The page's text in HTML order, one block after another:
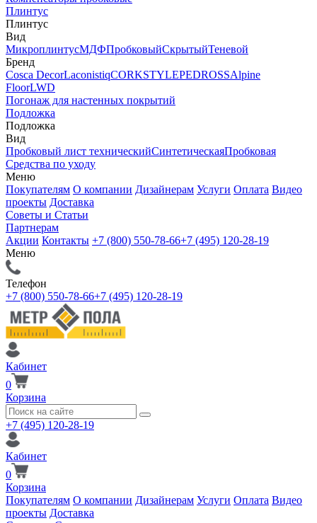
Плинтус
Плинтус
Вид
МикроплинтусМДФПробковыйСкрытыйТеневой
Бренд
Cosca DecorLaconistiqCORKSTYLEPEDROSSAlpine
FloorLWD
Погонаж для настенных покрытий
Подложка
Подложка
Вид
Пробковый лист техническийСинтетическаяПробковая
Средства по уходу
Меню
Покупателям О компании Дизайнерам Услуги Оплата Видео
проекты Доставка
Советы и Статьи
Партнерам
Акции Контакты +7 (800) 550-78-66+7 (495) 120-28-19
Меню
Телефон
+7 (800) 550-78-66+7 (495) 120-28-19
Кабинет
0
Корзина
+7 (495) 120-28-19
Кабинет
0
Корзина
Покупателям О компании Дизайнерам Услуги Оплата Видео
проекты Доставка